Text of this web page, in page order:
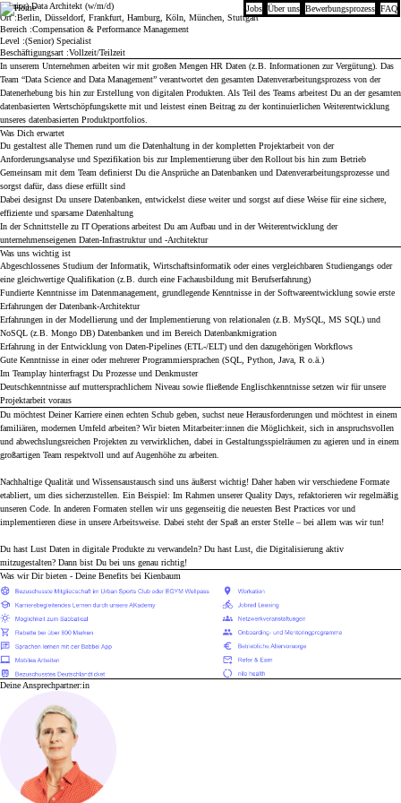
Kienbaum Jobs Über uns Bewerbungsprozess FAQ
(Senior) Data Architekt (w/m/d)
Ort Berlin, Düsseldorf, Frankfurt, Hamburg, Köln, München, Stuttgart
Bereich Compensation & Performance Management
Level
(Senior) Specialist
Beschäftigungsart Vollzeit/Teilzeit
In unserem Unternehmen arbeiten wir mit großen Mengen HR Daten (z.B. Informationen zur Vergütung). Das
Team “Data Science and Data Management” verantwortet den gesamten Datenverarbeitungsprozess von der
Datenerhebung bis hin zur Erstellung von digitalen Produkten. Als Teil des Teams arbeitest Du an der gesamten
datenbasierten Wertschöpfungskette mit und leistest einen Beitrag zu der kontinuierlichen Weiterentwicklung
unseres datenbasierten Produktportfolios.
Was Dich erwartet
Du gestaltest alle Themen rund um die Datenhaltung in der kompletten Projektarbeit von der
Anforderungsanalyse und Spezifikation bis zur Implementierung über den Rollout bis hin zum Betrieb
Gemeinsam mit dem Team definierst Du die Ansprüche an Datenbanken und Datenverarbeitungsprozesse und
sorgst dafür, dass diese erfüllt sind
Dabei designst Du unsere Datenbanken, entwickelst diese weiter und sorgst auf diese Weise für eine sichere,
effiziente und sparsame Datenhaltung
In der Schnittstelle zu IT Operations arbeitest Du am Aufbau und in der Weiterentwicklung der
unternehmenseigenen Daten-Infrastruktur und -Architektur
Was uns wichtig ist
Abgeschlossenes Studium der Informatik, Wirtschaftsinformatik oder eines vergleichbaren Studiengangs oder
eine gleichwertige Qualifikation (z.B. durch eine Fachausbildung mit Berufserfahrung)
Fundierte Kenntnisse im Datenmanagement, grundlegende Kenntnisse in der Softwareentwicklung sowie erste
Erfahrungen der Datenbank-Architektur
Erfahrungen in der Modellierung und der Implementierung von relationalen (z.B. MySQL, MS SQL) und
NoSQL (z.B. Mongo DB) Datenbanken und im Bereich Datenbankmigration
Erfahrung in der Entwicklung von Daten-Pipelines (ETL-/ELT) und den dazugehörigen Workflows
Gute Kenntnisse in einer oder mehrerer Programmiersprachen (SQL, Python, Java, R o.ä.)
Im Teamplay hinterfragst Du Prozesse und Denkmuster
Deutschkenntnisse auf muttersprachlichem Niveau sowie fließende Englischkenntnisse setzen wir für unsere
Projektarbeit voraus
Du möchtest Deiner Karriere einen echten Schub geben, suchst neue Herausforderungen und möchtest in einem
familiären, modernen Umfeld arbeiten? Wir bieten Mitarbeiter:innen die Möglichkeit, sich in anspruchsvollen
und abwechslungsreichen Projekten zu verwirklichen, dabei in Gestaltungsspielräumen zu agieren und in einem
großartigen Team respektvoll und auf Augenhöhe zu arbeiten.
Nachhaltige Qualität und Wissensaustausch sind uns äußerst wichtig! Daher haben wir verschiedene Formate
etabliert, um dies sicherzustellen. Ein Beispiel: Im Rahmen unserer Quality Days, refaktorieren wir regelmäßig
unseren Code. In anderen Formaten stellen wir uns gegenseitig die neuesten Best Practices vor und
implementieren diese in unsere Arbeitsweise. Dabei steht der Spaß an erster Stelle – bei allem was wir tun!
Du hast Lust Daten in digitale Produkte zu verwandeln? Du hast Lust, die Digitalisierung aktiv
mitzugestalten? Dann bist Du bei uns genau richtig!
Was wir Dir bieten - Deine Benefits bei Kienbaum
Deine Ansprechpartner:in